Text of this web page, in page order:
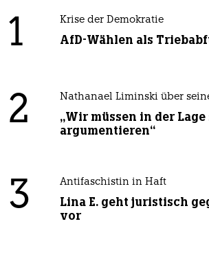
1 Krise der Demokratie
AfD-Wählen als
2 Nathanael Liminski über
„Wir müssen in der Lage
argumentieren“
3 Antifaschistin in Haft
Lina E. geht juristisch
vor